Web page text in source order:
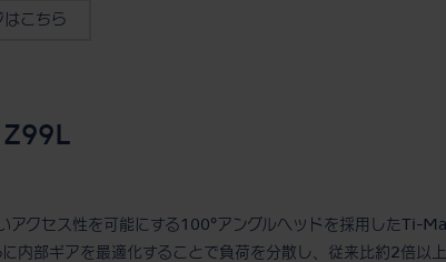
はこちら
アクセス性を可能にする100°アングルヘッドを採用したTi-
内部ギアを最適化することで負荷を分散し、従来比約2倍以